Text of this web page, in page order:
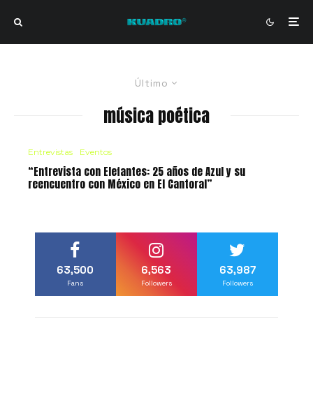
Último
música poética
Entrevistas Eventos
“Entrevista con Elefantes: 25 años de Azul y su
reencuentro con México en El Cantoral”
63,500
Fans
6,563
Followers
63,987
Followers